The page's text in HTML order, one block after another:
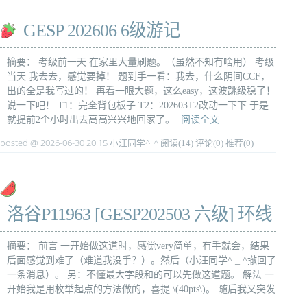
GESP 202606 6级游记
摘要： 考级前一天 在家里大量刷题。（虽然不知有啥用） 考级
当天 我去去，感觉要掉！ 题到手一看：我去，什么阴间CCF，
出的全是我写过的！ 再看一眼大题，这么easy，这波跳级稳了！
说一下吧！ T1：完全背包板子 T2：202603T2改动一下下 于是
就提前2个小时出去高高兴兴地回家了。
阅读全文
posted @ 2026-06-30 20:15 小汪同学^_^ 阅读(14) 评论(0) 推荐(0)
洛谷P11963 [GESP202503 六级] 环线
摘要： 前言 一开始做这道时，感觉very简单，有手就会，结果
后面感觉到难了（难道我没手？）。然后（小汪同学^ _ ^撤回了
一条消息）。 另：不懂最大字段和的可以先做这道题。 解法 一
开始我是用枚举起点的方法做的，喜提 \(40pts\)。 随后我又突发